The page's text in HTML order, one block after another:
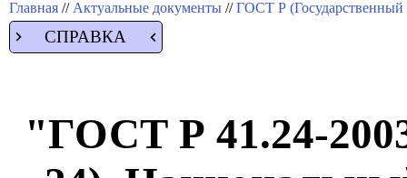
Главная // Актуальные документы //ГОСТ Р (Государственный
СПРАВКА
"ГОСТ Р 41.24-